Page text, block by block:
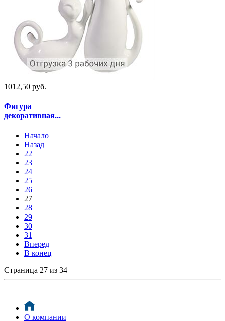
1012,50 руб.
Фигура
декоративная...
Начало
Назад
22
23
24
25
26
27
28
29
30
31
Вперед
В конец
Страница 27 из 34
О компании